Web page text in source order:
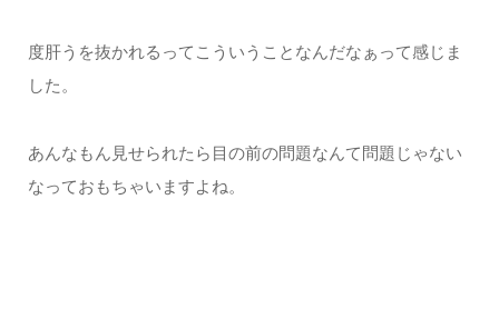
度肝うを抜かれるってこういうことなんだなぁって感じま
した。
あんなもん見せられたら目の前の問題なんて問題じゃない
なっておもちゃいますよね。